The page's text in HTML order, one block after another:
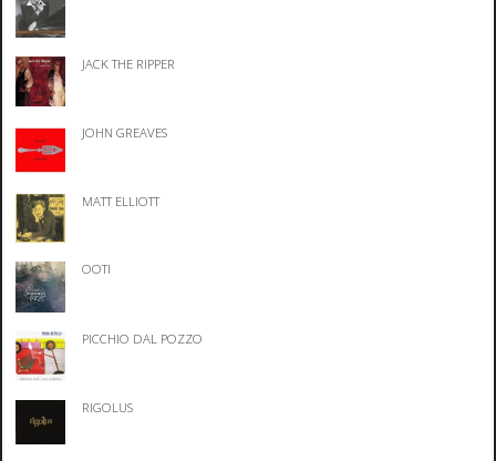
JACK THE RIPPER
JOHN GREAVES
MATT ELLIOTT
OOTI
PICCHIO DAL POZZO
RIGOLUS